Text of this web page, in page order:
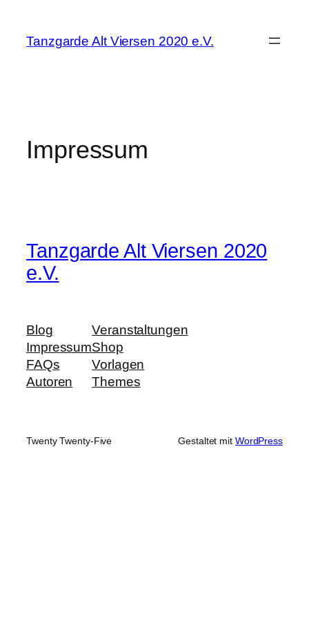
springen
Tanzgarde Alt Viersen 2020 e.V.
Impressum
Tanzgarde Alt Viersen 2020
e.V.
Blog
Impressum
FAQs
Autoren
Veranstaltungen
Shop
Vorlagen
Themes
Twenty Twenty-Five Gestaltet mit WordPress